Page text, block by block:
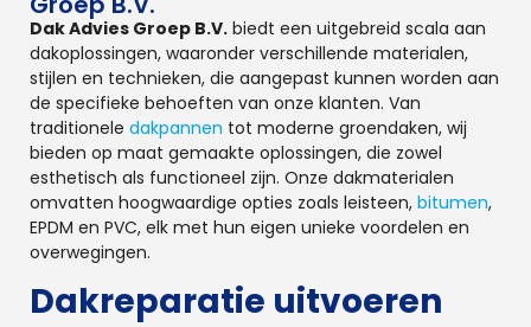
Dak Advies Groep B.V. biedt een uitgebreid scala aan
dakoplossingen, waaronder verschillende materialen,
stijlen en technieken, die aangepast kunnen worden aan
de specifieke behoeften van onze klanten. Van
traditionele dakpannen tot moderne groendaken, wij
bieden op maat gemaakte oplossingen, die zowel
esthetisch als functioneel zijn. Onze dakmaterialen
omvatten hoogwaardige opties zoals leisteen, bitumen,
EPDM en PVC, elk met hun eigen unieke voordelen en
overwegingen.
Dakreparatie uitvoeren